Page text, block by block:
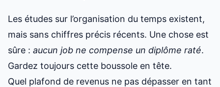
Les études sur l’organisation du temps existent,
mais sans chiffres précis récents. Une chose est
sûre : aucun job ne compense un diplôme raté.
Gardez toujours cette boussole en tête.
Quel plafond de revenus ne pas dépasser en tant